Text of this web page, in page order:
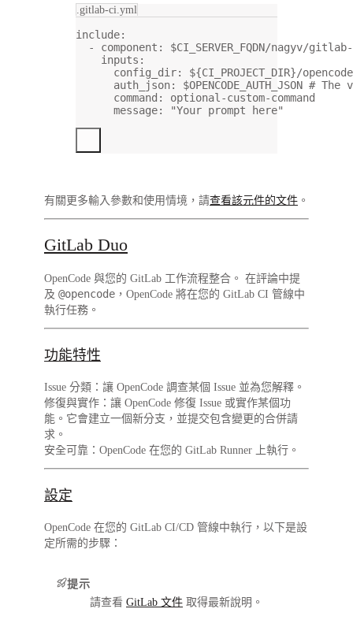
.gitlab-ci.yml
include:
- component : $CI_SERVER_FQDN/nagyv/
inputs :
config_dir: ${CI_PROJECT_DIR}/
auth_json: $OPENCODE_AUTH_JSON # The
command : optional-custom-command
message: "Your prompt here"
有關更多輸入參數和使用情境，請查看該元件的文件 。
GitLab Duo
OpenCode 與您的 GitLab 工作流程整合。 在評論中提
及 @opencode ，OpenCode 將在您的 GitLab CI 管線中
執行任務。
功能特性
Issue 分類 ：讓 OpenCode 調查某個 Issue 並為您解釋。
修復與實作 ：讓 OpenCode 修復 Issue 或實作某個功
能。它會建立一個新分支，並提交包含變更的合併請
求。
安全可靠 ：OpenCode 在您的 GitLab Runner 上執行。
設定
OpenCode 在您的 GitLab CI/CD 管線中執行，以下是設
定所需的步驟：
提示
請查看 GitLab 文件 取得最新說明。